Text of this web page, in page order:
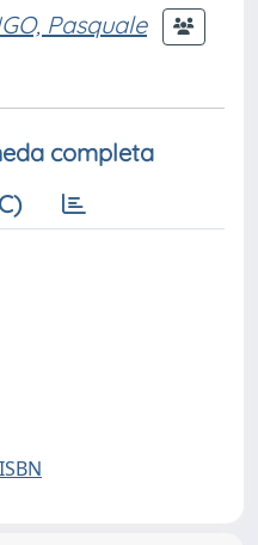
Pasquale
completa